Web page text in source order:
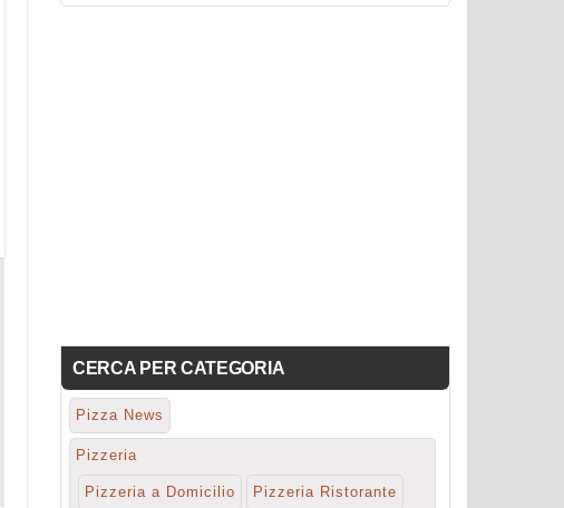
CERCA PER CATEGORIA
Pizza News
Pizzeria
Pizzeria a Domicilio Pizzeria Ristorante